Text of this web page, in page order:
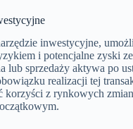
inwestycyjne,
i potencjalne zyski
lub sprzedaży aktywa po
realizacji tej
korzyści z rynkowych